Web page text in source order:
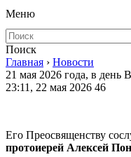
Меню
Поиск
Главная › Новости
21 мая 2026 года, в день
23:11, 22 мая 2026 46
Его Преосвященству
протоиерей Алексей